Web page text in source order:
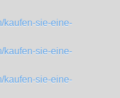
kaufen-sie-eine-
kaufen-sie-eine-
kaufen-sie-eine-